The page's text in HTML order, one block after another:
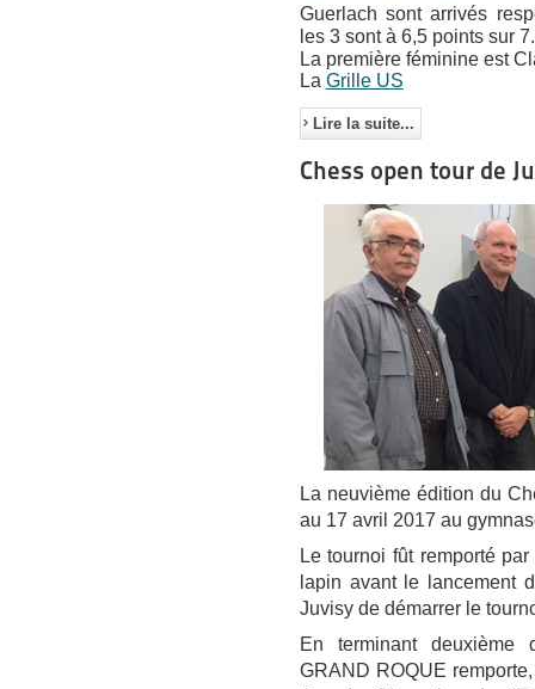
Guerlach sont arrivés
les 3 sont à 6,5 points sur 7.
La première féminine est
La Grille US
Lire la suite...
Chess open tour de
La neuvième édition du
au 17 avril 2017 au
Le tournoi fût remporté
lapin avant le lancement
Juvisy de démarrer le
En terminant deuxième
GRAND ROQUE